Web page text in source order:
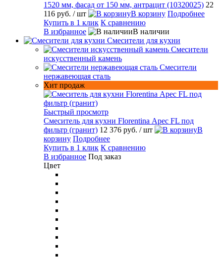
1520 мм, фасад от 150 мм, антрацит (10320025) 22
116 руб. / шт В корзину Подробнее
Купить в 1 клик К сравнению
В избранное
В наличии
Смесители для кухни
Смесители
искусственный камень
Смесители
нержавеющая сталь
Хит продаж
Быстрый просмотр
Смеситель для кухни Florentina Арес FL под
фильтр (гранит) 12 376 руб. / шт
В
корзину Подробнее
Купить в 1 клик К сравнению
В избранное Под заказ
Цвет